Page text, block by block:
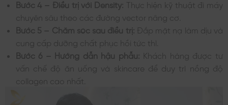
Bước 4 – Điều trị với Density: Thực hiện kỹ thuật đi máy
chuyên sâu theo các đường vector nâng cơ.
Bước 5 – Chăm sóc sau điều trị: Đắp mặt nạ làm dịu và
cung cấp dưỡng chất phục hồi tức thì.
Bước 6 – Hướng dẫn hậu phẫu:
Khách hàng được tư
vấn chế độ ăn uống và skincare để duy trì nồng độ
collagen cao nhất.